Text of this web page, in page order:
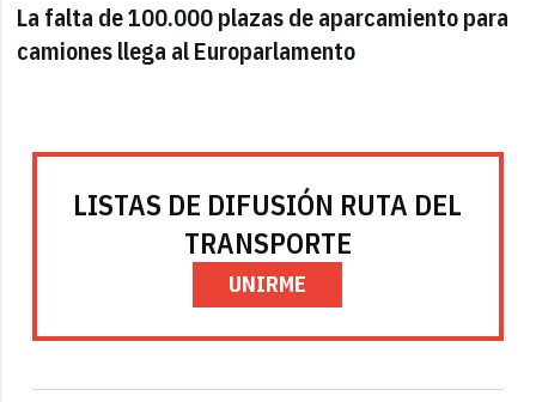
La falta de 100.000 plazas de aparcamiento para
camiones llega al Europarlamento
LISTAS DE DIFUSIÓN RUTA DEL
TRANSPORTE
UNIRME